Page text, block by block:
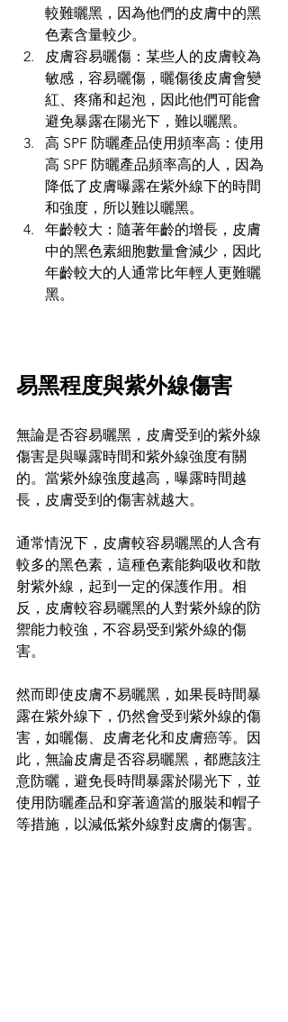
較難曬黑，因為他們的皮膚中的黑
色素含量較少。
皮膚容易曬傷：某些人的皮膚較為
敏感，容易曬傷，曬傷後皮膚會變
紅、疼痛和起泡，因此他們可能會
避免暴露在陽光下，難以曬黑。
高 SPF 防曬產品使用頻率高：使用
高 SPF 防曬產品頻率高的人，因為
降低了皮膚曝露在紫外線下的時間
和強度，所以難以曬黑。
年齡較大：隨著年齡的增長，皮膚
中的黑色素細胞數量會減少，因此
年齡較大的人通常比年輕人更難曬
黑。
易黑程度與紫外線傷害
無論是否容易曬黑，皮膚受到的紫外線
傷害是與曝露時間和紫外線強度有關
的。當紫外線強度越高，曝露時間越
長，皮膚受到的傷害就越大。
通常情況下，皮膚較容易曬黑的人含有
較多的黑色素，這種色素能夠吸收和散
射紫外線，起到一定的保護作用。相
反，皮膚較容易曬黑的人對紫外線的防
禦能力較強，不容易受到紫外線的傷
害。
然而即使皮膚不易曬黑，如果長時間暴
露在紫外線下，仍然會受到紫外線的傷
害，如曬傷、皮膚老化和皮膚癌等。因
此，無論皮膚是否容易曬黑，都應該注
意防曬，避免長時間暴露於陽光下，並
使用防曬產品和穿著適當的服裝和帽子
等措施，以減低紫外線對皮膚的傷害。